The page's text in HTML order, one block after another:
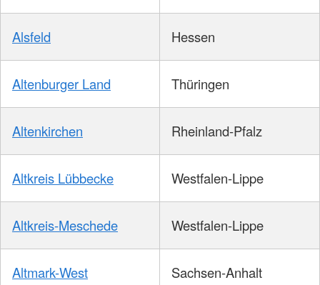
Alsfeld Hessen
Altenburger Land Thüringen
Altenkirchen Rheinland-Pfalz
Altkreis Lübbecke Westfalen-Lippe
Altkreis-Meschede Westfalen-Lippe
Altmark-West Sachsen-Anhalt